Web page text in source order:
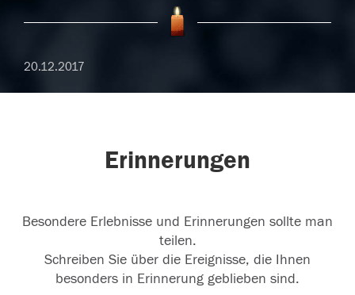
20.12.2017
Erinnerungen
Besondere Erlebnisse und Erinnerungen sollte man
teilen.
Schreiben Sie über die Ereignisse, die Ihnen
besonders in Erinnerung geblieben sind.